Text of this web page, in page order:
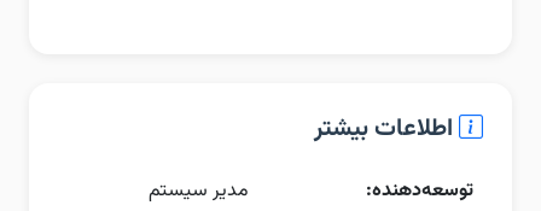
اطلاعات بیشتر
توسعه‌دهنده:
مدیر سیستم